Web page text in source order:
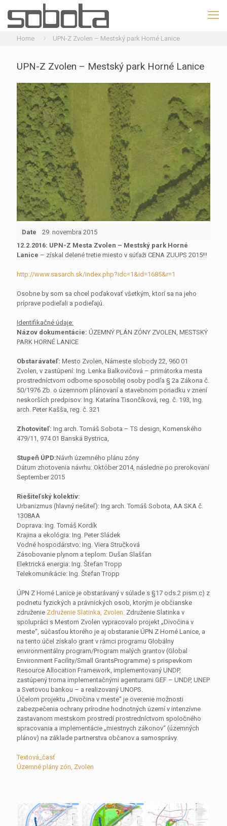
Home UPN-Z Zvolen – Mestský park Horné Lanice
UPN-Z Zvolen – Mestský park Horné Lanice
Date
29. novembra 2015
12.2.2016: UPN-Z Mesta Zvolen – Mestský park Horné
Lanice – získal delené tretie miesto v súťaži CENA ZUUPS 2015!!!
http://www.sasarch.sk/index.php?idc=1&id=1685&r=1
Osobne by som sa chcel poďakovať všetkým, ktorí sa na jeho
príprave podieľali a podieľajú.
Identifikačné údaje:
Názov dokumentácie: ÚZEMNÝ PLÁN ZÓNY ZVOLEN, MESTSKÝ
PARK HORNÉ LANICE
Obstarávateľ: Mesto Zvolen, Námeste slobody 22, 960 01
Zvolen, v zastúpení: Ing. Lenka Balkovičová – primátorka mesta
prostredníctvom odborne sposobilej osoby podľa § 2a Zákona č.
50/1976 Zb. o územnom plánovaní a stavebnom poriadku v znení
neskorších predpisov: Ing. Katarína Tisončíková, reg. č. 193, Ing.
arch. Peter Kašša, reg. č. 321
Zhotoviteľ: Ing.arch. Tomáš Sobota – TS design, Komenského
479/11, 974 01 Banská Bystrica,
Stupeň ÚPD:Návrh územného plánu zóny
Dátum zhotovenia návrhu: Október 2014, následne po prerokovaní
September 2015
Riešiteľský kolektív:
Urbanizmus (hlavný riešiteľ): Ing.arch. Tomáš Sobota, AA SKA č.
1308AA
Doprava: Ing. Tomáš Kordík
Krajina a ekológia: Ing. Peter Sládek
Vodné hospodárstvo: Ing. Viera Stručková
Zásobovanie plynom a teplom: Dušan Slašťan
Elektrická energia: Ing. Štefan Tropp
Telekomunikácie: Ing. Štefan Tropp
ÚPN Z Horné Lanice je obstarávaný v súlade s §17 ods.2 pism.c) z
podnetu fyzických a právnických osob, ktorým je občianske
združenie Združenie Slatinka, Zvolen. Združenie Slatinka v
spolupráci s Mestom Zvolen vypracovalo projekt „Divočina v
meste“, súčasťou ktorého je aj obstaranie ÚPN Z Horné Lanice, a
na tento účel získalo grant v rámci programu Globálny
environmentálny program/Program malých grantov (Global
Environment Facility/Small GrantsProgramme) s prispevkom
Resource Allocation Framework, implementovaný UNDP,
zastúpený troma implementačnými agenturami GEF – UNDP, UNEP
a Svetovou bankou – a realizovaný UNOPS.
Účelom projektu „Divočina v meste“ je overenie možnosti
zabezpečenia ochrany prírodne hodnotných území v intenzívne
zastavanom mestskom prostredí prostredníctvom spoločného
spracovania a implementácie „miestnych zákonov“ (územných
plánov) na základe partnerstva občanov a samosprávy.
Textová_časť
Územné plány zón, Zvolen